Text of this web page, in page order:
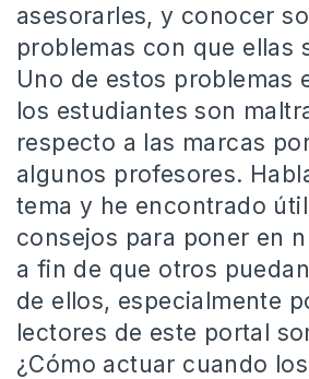
asesorarles, y conocer
problemas con que ellas
Uno de estos problemas
los estudiantes son
respecto a las marcas
algunos profesores.
tema y he encontrado
consejos para poner en
a fin de que otros
de ellos, especialmente
lectores de este portal
¿Cómo actuar cuando